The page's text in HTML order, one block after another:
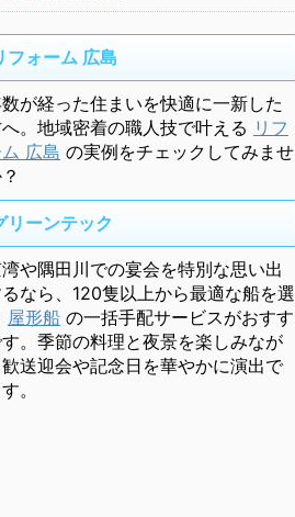
フォーム 広島
が経った住まいを快適に一新した
。地域密着の職人技で叶える リフ
広島 の実例をチェックしてみませ
リーンテック
や隅田川での宴会を特別な思い出
なら、120隻以上から最適な船を選
屋形船 の一括手配サービスがおすす
。季節の料理と夜景を楽しみなが
送迎会や記念日を華やかに演出で
。